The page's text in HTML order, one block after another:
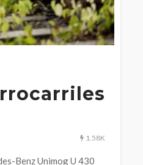
1.58K
Benz Unimog U 430